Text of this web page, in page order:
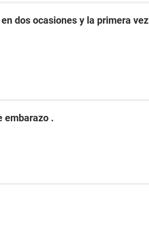
dos ocasiones y la primera vez
embarazo .